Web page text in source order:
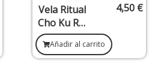
Vela Ritual
Cho Ku Rei
–
Activación,
Poder y
4,50 €
Añadir al carrito